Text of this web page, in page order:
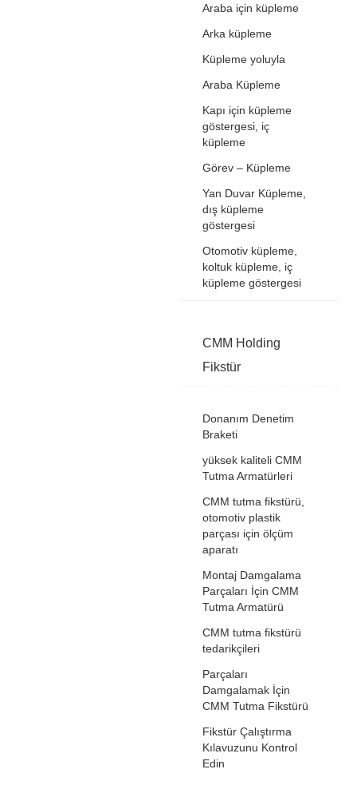
Araba için küpleme
Arka küpleme
Küpleme yoluyla
Araba Küpleme
Kapı için küpleme
göstergesi, iç
küpleme
Görev – Küpleme
Yan Duvar Küpleme,
dış küpleme
göstergesi
Otomotiv küpleme,
koltuk küpleme, iç
küpleme göstergesi
CMM Holding
Fikstür
Donanım Denetim
Braketi
yüksek kaliteli CMM
Tutma Armatürleri
CMM tutma fikstürü,
otomotiv plastik
parçası için ölçüm
aparatı
Montaj Damgalama
Parçaları İçin CMM
Tutma Armatürü
CMM tutma fikstürü
tedarikçileri
Parçaları
Damgalamak İçin
CMM Tutma Fikstürü
Fikstür Çalıştırma
Kılavuzunu Kontrol
Edin